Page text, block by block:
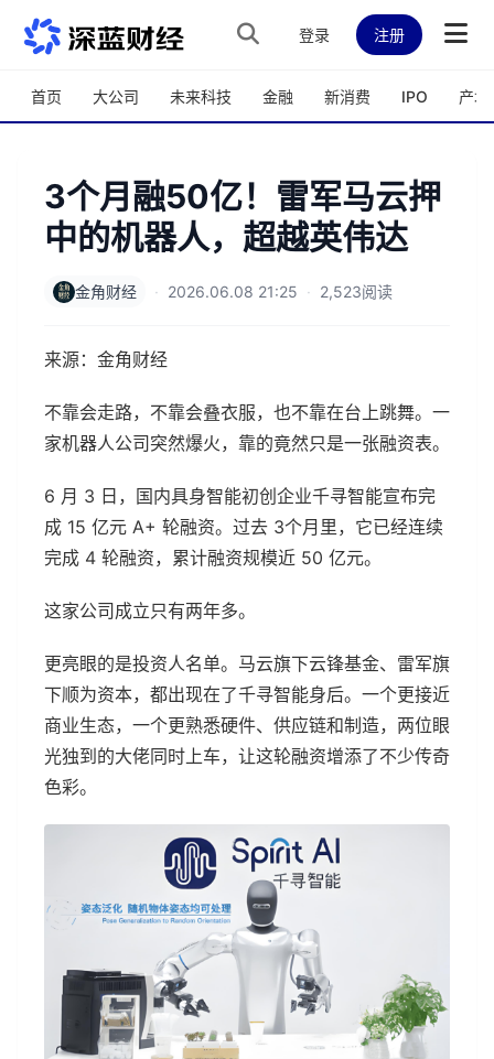
跳转到主内容
登录 注册
首页 大公司 未来科技 金融 新消费 IPO 产城
3个月融50亿！雷军马云押
中的机器人，超越英伟达
金角财经 · 2026.06.08 21:25 · 2,523阅读
来源：金角财经
不靠会走路，不靠会叠衣服，也不靠在台上跳舞。一
家机器人公司突然爆火，靠的竟然只是一张融资表。
6 月 3 日，国内具身智能初创企业千寻智能宣布完
成 15 亿元 A+ 轮融资。过去 3个月里，它已经连续
完成 4 轮融资，累计融资规模近 50 亿元。
这家公司成立只有两年多。
更亮眼的是投资人名单。马云旗下云锋基金、雷军旗
下顺为资本，都出现在了千寻智能身后。一个更接近
商业生态，一个更熟悉硬件、供应链和制造，两位眼
光独到的大佬同时上车，让这轮融资增添了不少传奇
色彩。